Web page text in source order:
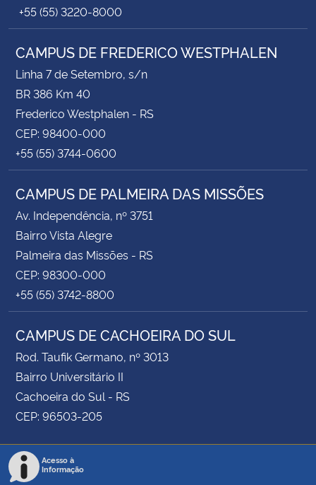
+55 (55) 3220-8000
CAMPUS DE FREDERICO WESTPHALEN
Linha 7 de Setembro, s/n
BR 386 Km 40
Frederico Westphalen - RS
CEP: 98400-000
+55 (55) 3744-0600
CAMPUS DE PALMEIRA DAS MISSÕES
Av. Independência, nº 3751
Bairro Vista Alegre
Palmeira das Missões - RS
CEP: 98300-000
+55 (55) 3742-8800
CAMPUS DE CACHOEIRA DO SUL
Rod. Taufik Germano, nº 3013
Bairro Universitário II
Cachoeira do Sul - RS
CEP: 96503-205
Acesso à
Informação